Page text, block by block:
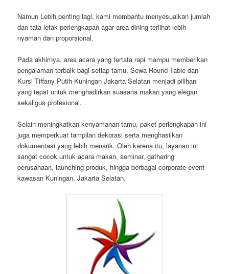
Namun Lebih penting lagi, kami membantu menyesuaikan jumlah
dan tata letak perlengkapan agar area dining terlihat lebih
nyaman dan proporsional.
Pada akhirnya, area acara yang tertata rapi mampu memberikan
pengalaman terbaik bagi setiap tamu. Sewa Round Table dan
Kursi Tiffany Putih Kuningan Jakarta Selatan menjadi pilihan
yang tepat untuk menghadirkan suasana makan yang elegan
sekaligus profesional.
Selain meningkatkan kenyamanan tamu, paket perlengkapan ini
juga memperkuat tampilan dekorasi serta menghasilkan
dokumentasi yang lebih menarik. Oleh karena itu, layanan ini
sangat cocok untuk acara makan, seminar, gathering
perusahaan, launching produk, hingga berbagai corporate event
kawasan Kuningan, Jakarta Selatan.